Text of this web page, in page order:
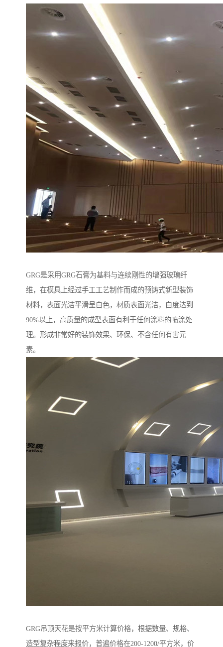
GRG是采用GRG石膏为基料与连续刚性的增强玻璃纤
维，在模具上经过手工工艺制作而成的预铸式新型装饰
材料，表面光洁平滑呈白色，材质表面光洁，白度达到
90%以上，高质量的成型表面有利于任何涂料的喷涂处
理。形成非常好的装饰效果、环保、不含任何有害元
素。
GRG吊顶天花是按平方米计算价格，根据数量、规格、
造型复杂程度来报价，普遍价格在200-1200/平方米，价